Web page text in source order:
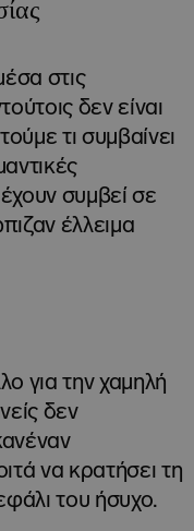
στις
δεν είναι
τι συμβαίνει
συμβεί σε
έλλειμα
για την χαμηλή
δεν
να κρατήσει τη
του ήσυχο.